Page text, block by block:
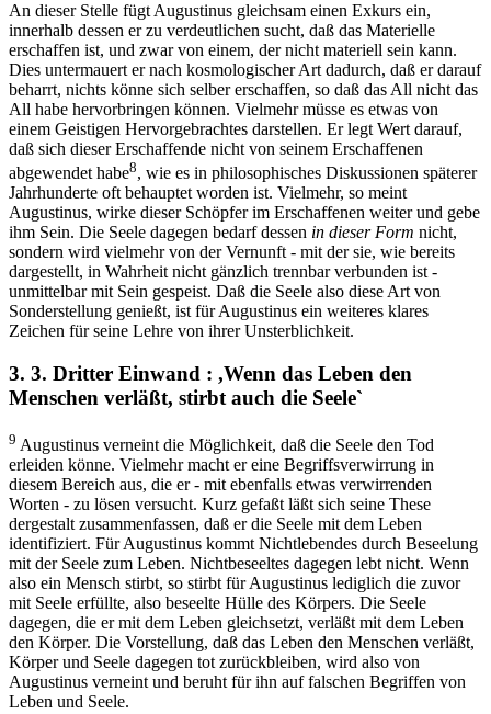
An dieser Stelle fügt Augustinus gleichsam einen Exkurs ein,
innerhalb dessen er zu verdeutlichen sucht, daß das Materielle
erschaffen ist, und zwar von einem, der nicht materiell sein kann.
Dies untermauert er nach kosmologischer Art dadurch, daß er darauf
beharrt, nichts könne sich selber erschaffen, so daß das All nicht das
All habe hervorbringen können. Vielmehr müsse es etwas von
einem Geistigen Hervorgebrachtes darstellen. Er legt Wert darauf,
daß sich dieser Erschaffende nicht von seinem Erschaffenen
abgewendet habe8, wie es in philosophisches Diskussionen späterer
Jahrhunderte oft behauptet worden ist. Vielmehr, so meint
Augustinus, wirke dieser Schöpfer im Erschaffenen weiter und gebe
ihm Sein. Die Seele dagegen bedarf dessen in dieser Form nicht,
sondern wird vielmehr von der Vernunft - mit der sie, wie bereits
dargestellt, in Wahrheit nicht gänzlich trennbar verbunden ist -
unmittelbar mit Sein gespeist. Daß die Seele also diese Art von
Sonderstellung genießt, ist für Augustinus ein weiteres klares
Zeichen für seine Lehre von ihrer Unsterblichkeit.
3. 3. Dritter Einwand : ,Wenn das Leben den
Menschen verläßt, stirbt auch die Seele`
9 Augustinus verneint die Möglichkeit, daß die Seele den Tod
erleiden könne. Vielmehr macht er eine Begriffsverwirrung in
diesem Bereich aus, die er - mit ebenfalls etwas verwirrenden
Worten - zu lösen versucht. Kurz gefaßt läßt sich seine These
dergestalt zusammenfassen, daß er die Seele mit dem Leben
identifiziert. Für Augustinus kommt Nichtlebendes durch Beseelung
mit der Seele zum Leben. Nichtbeseeltes dagegen lebt nicht. Wenn
also ein Mensch stirbt, so stirbt für Augustinus lediglich die zuvor
mit Seele erfüllte, also beseelte Hülle des Körpers. Die Seele
dagegen, die er mit dem Leben gleichsetzt, verläßt mit dem Leben
den Körper. Die Vorstellung, daß das Leben den Menschen verläßt,
Körper und Seele dagegen tot zurückbleiben, wird also von
Augustinus verneint und beruht für ihn auf falschen Begriffen von
Leben und Seele.